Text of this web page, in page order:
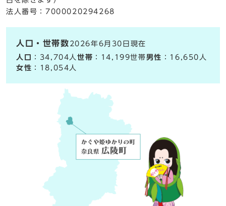
法人番号：7000020294268
人口・世帯数 2026年6月30日現在
人口
：34,704人世帯 ：14,199世帯男性 ：16,650人
女性 ：18,054人